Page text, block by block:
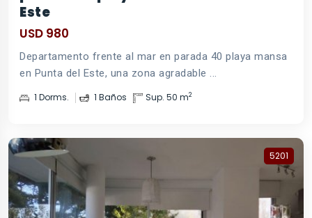
Este
USD 980
Departamento frente al mar en parada 40 playa mansa
en Punta del Este, una zona agradable ...
1 Dorms. 1 Baños Sup. 50 m2
5201